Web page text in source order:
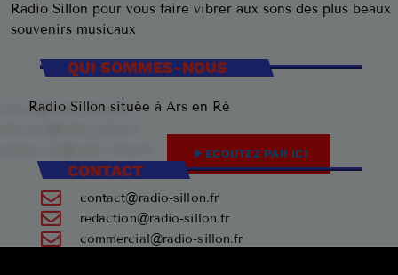
Radio Sillon pour vous faire vibrer aux sons des plus beaux
souvenirs musicaux
play_arrow ECOUTEZ PAR ICI
QUI SOMMES-NOUS
Radio Sillon située à Ars en Ré
CONTACT
contact@radio-sillon.fr
redaction@radio-sillon.fr
commercial@radio-sillon.fr